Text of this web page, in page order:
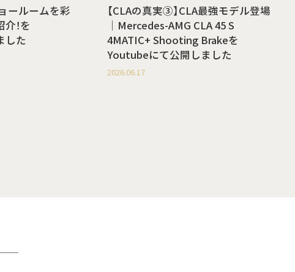
ールームを彩
！を
した
【CLAの真実③】CLA最強モデル登場
｜Mercedes-AMG CLA 45 S
4MATIC+ Shooting Brakeを
Youtubeにて公開しました
2026.06.17